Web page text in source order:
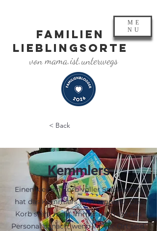
FAMILIEN
LIEBLINGSORTE
von mama.ist.unterwegs
ME
NU
< Back
Kemmlers
Einen kleinen Korb voller Spielsachen
hat das Kemmlers (Domagpark). Der
Korb steht nicht immer da: fragt das
Personal danach, wenn ihr vor Ort seid.